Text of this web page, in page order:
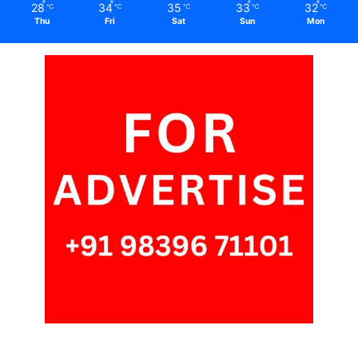
28 ℃
Thu
34 ℃
Fri
35 ℃
Sat
33 ℃
Sun
32 ℃
Mon